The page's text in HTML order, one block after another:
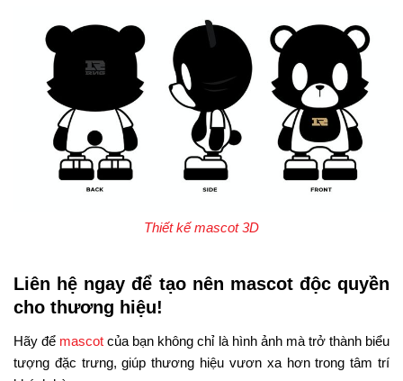
Thiết kế mascot 3D
Liên hệ ngay để tạo nên mascot độc quyền
cho thương hiệu!
Hãy để mascot của bạn không chỉ là hình ảnh mà trở thành biểu
tượng đặc trưng, giúp thương hiệu vươn xa hơn trong tâm trí